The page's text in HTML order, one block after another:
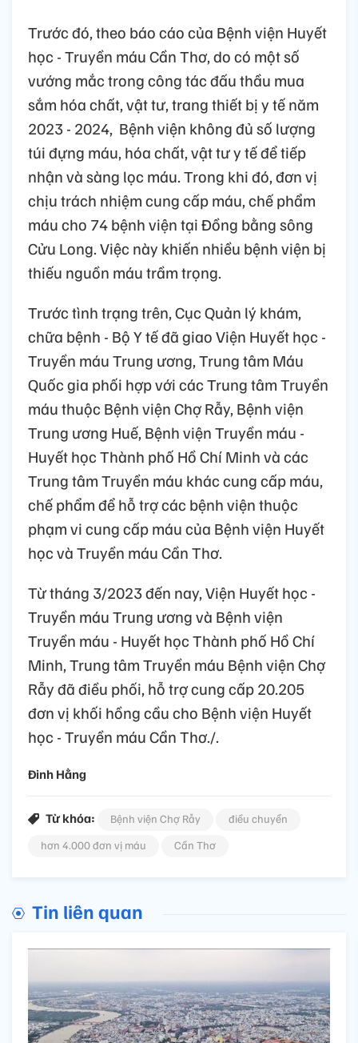
Trước đó, theo báo cáo của Bệnh viện Huyết
học - Truyền máu Cần Thơ, do có một số
vướng mắc trong công tác đấu thầu mua
sắm hóa chất, vật tư, trang thiết bị y tế năm
2023 - 2024, Bệnh viện không đủ số lượng
túi đựng máu, hóa chất, vật tư y tế để tiếp
nhận và sàng lọc máu. Trong khi đó, đơn vị
chịu trách nhiệm cung cấp máu, chế phẩm
máu cho 74 bệnh viện tại Đồng bằng sông
Cửu Long. Việc này khiến nhiều bệnh viện bị
thiếu nguồn máu trầm trọng.
Trước tình trạng trên, Cục Quản lý khám,
chữa bệnh - Bộ Y tế đã giao Viện Huyết học -
Truyền máu Trung ương, Trung tâm Máu
Quốc gia phối hợp với các Trung tâm Truyền
máu thuộc Bệnh viện Chợ Rẫy, Bệnh viện
Trung ương Huế, Bệnh viện Truyền máu -
Huyết học Thành phố Hồ Chí Minh và các
Trung tâm Truyền máu khác cung cấp máu,
chế phẩm để hỗ trợ các bệnh viện thuộc
phạm vi cung cấp máu của Bệnh viện Huyết
học và Truyền máu Cần Thơ.
Từ tháng 3/2023 đến nay, Viện Huyết học -
Truyền máu Trung ương và Bệnh viện
Truyền máu - Huyết học Thành phố Hồ Chí
Minh, Trung tâm Truyền máu Bệnh viện Chợ
Rẫy đã điều phối, hỗ trợ cung cấp 20.205
đơn vị khối hồng cầu cho Bệnh viện Huyết
học - Truyền máu Cần Thơ./.
Đinh Hằng
Từ khóa: Bệnh viện Chợ Rẫy
điều chuyển
hơn 4.000 đơn vị máu
Cần Thơ
Tin liên quan